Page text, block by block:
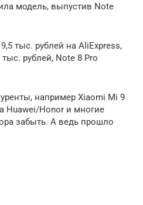
модель, выпустив Note
тыс. рублей на AliExpress,
рублей, Note 8 Pro
например Xiaomi Mi 9
Huawei/Honor и многие
забыть. А ведь прошло